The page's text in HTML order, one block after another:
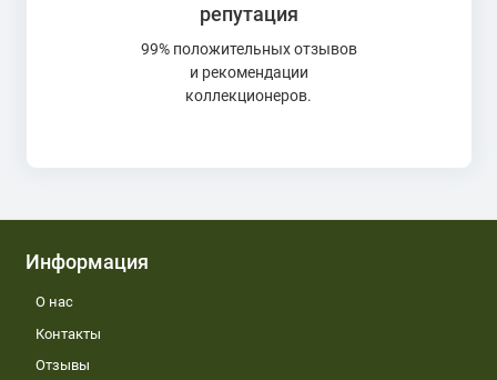
репутация
99% положительных отзывов
и рекомендации
коллекционеров.
Информация
О нас
Контакты
Отзывы